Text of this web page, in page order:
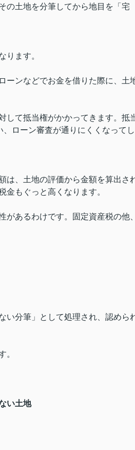
の土地を分筆してから地目を「宅
ります。
ーンなどでお金を借りた際に、土
して抵当権がかかってきます。抵
ローン審査が通りにくくなってし
は、土地の評価から金額を算出さ
金もぐっと高くなります。
があるわけです。固定資産税の他
い分筆」として処理され、認めら
。
い土地